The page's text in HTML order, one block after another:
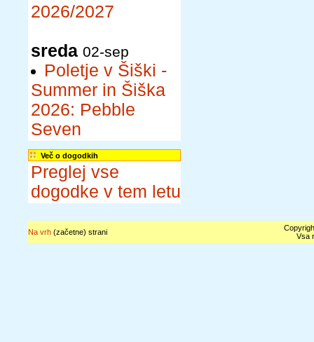
2026/2027
sreda 02-sep
Poletje v Šiški -
Summer in Šiška
2026: Pebble
Seven
Več o dogodkih
Preglej vse
dogodke v tem letu
Na vrh(začetne) strani
Vsa